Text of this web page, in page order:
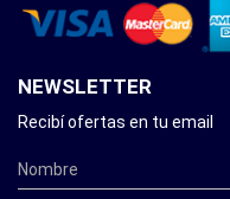
NEWSLETTER
Recibí ofertas en tu email